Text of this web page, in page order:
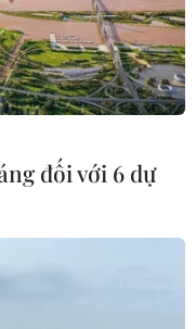
#Tiềm ẩn rủi ro
đối với 6 dự